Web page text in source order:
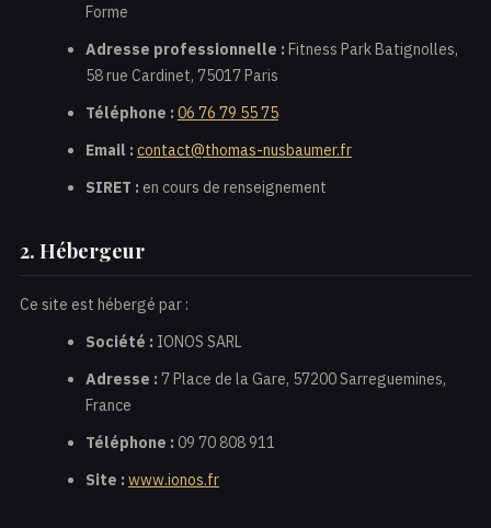
Forme
Adresse professionnelle : Fitness Park Batignolles,
58 rue Cardinet, 75017 Paris
Téléphone : 06 76 79 55 75
Email : contact@thomas-nusbaumer.fr
SIRET : en cours de renseignement
2. Hébergeur
Ce site est hébergé par :
Société : IONOS SARL
Adresse : 7 Place de la Gare, 57200 Sarreguemines,
France
Téléphone : 09 70 808 911
Site : www.ionos.fr